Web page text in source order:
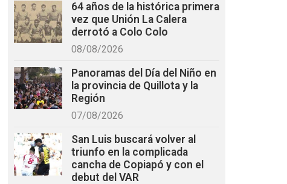
64 años de la histórica primera
vez que Unión La Calera
derrotó a Colo Colo
08/08/2026
Panoramas del Día del Niño en
la provincia de Quillota y la
Región
07/08/2026
San Luis buscará volver al
triunfo en la complicada
cancha de Copiapó y con el
debut del VAR